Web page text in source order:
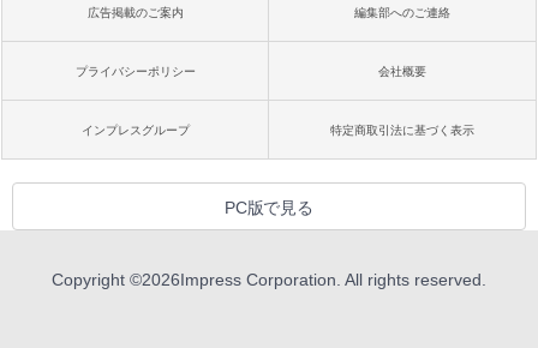
広告掲載のご案内 編集部へのご連絡
プライバシーポリシー 会社概要
インプレスグループ 特定商取引法に基づく表示
PC版で見る
Copyright ©2026Impress Corporation. All rights reserved.